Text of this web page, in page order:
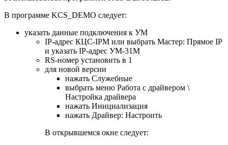
В программе KCS_DEMO следует:
указать данные подключения к УМ
IP-адрес КЦС-IPM или выбрать Мастер: Прямое IP
и указать IP-адрес УМ-31М
RS-номер установить в 1
для новой версии
нажать Служебные
выбрать меню Работа с драйвером \
Настройка драйвера
нажать Инициализация
нажать Драйвер: Настроить
В открывшемся окне следует: